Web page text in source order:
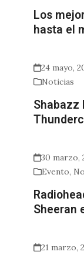
Los
hasta el
24 mayo,
Noticias
Shabazz
30 marzo,
Evento,
Sheeran
21 marzo,